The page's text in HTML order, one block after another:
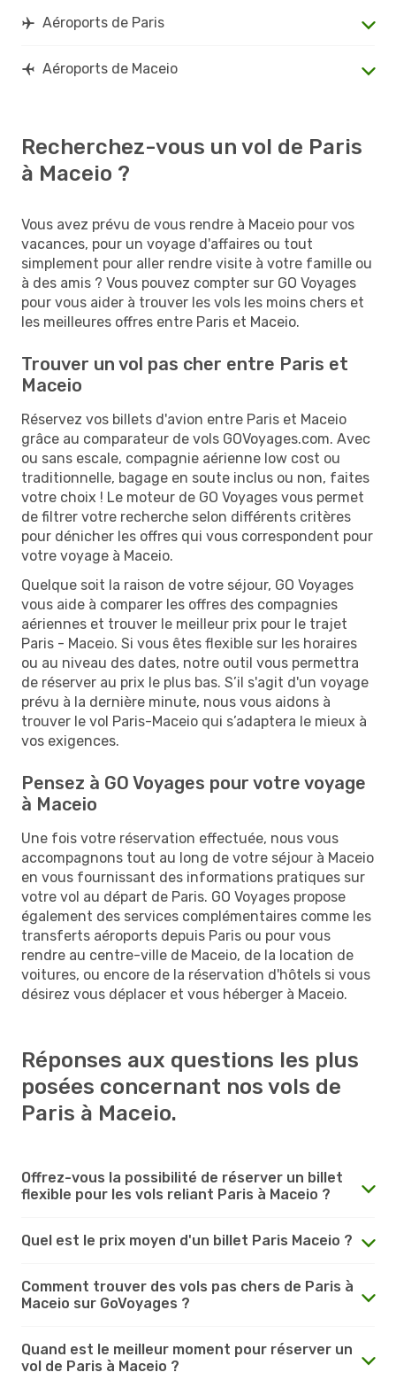
Aéroports de Paris
Aéroports de Maceio
Recherchez-vous un vol de Paris
à Maceio ?
Vous avez prévu de vous rendre à Maceio pour vos
vacances, pour un voyage d'affaires ou tout
simplement pour aller rendre visite à votre famille ou
à des amis ? Vous pouvez compter sur GO Voyages
pour vous aider à trouver les vols les moins chers et
les meilleures offres entre Paris et Maceio.
Trouver un vol pas cher entre Paris et
Maceio
Réservez vos billets d'avion entre Paris et Maceio
grâce au comparateur de vols GOVoyages.com. Avec
ou sans escale, compagnie aérienne low cost ou
traditionnelle, bagage en soute inclus ou non, faites
votre choix ! Le moteur de GO Voyages vous permet
de filtrer votre recherche selon différents critères
pour dénicher les offres qui vous correspondent pour
votre voyage à Maceio.
Quelque soit la raison de votre séjour, GO Voyages
vous aide à comparer les offres des compagnies
aériennes et trouver le meilleur prix pour le trajet
Paris - Maceio. Si vous êtes flexible sur les horaires
ou au niveau des dates, notre outil vous permettra
de réserver au prix le plus bas. S’il s'agit d'un voyage
prévu à la dernière minute, nous vous aidons à
trouver le vol Paris-Maceio qui s’adaptera le mieux à
vos exigences.
Pensez à GO Voyages pour votre voyage
à Maceio
Une fois votre réservation effectuée, nous vous
accompagnons tout au long de votre séjour à Maceio
en vous fournissant des informations pratiques sur
votre vol au départ de Paris. GO Voyages propose
également des services complémentaires comme les
transferts aéroports depuis Paris ou pour vous
rendre au centre-ville de Maceio, de la location de
voitures, ou encore de la réservation d'hôtels si vous
désirez vous déplacer et vous héberger à Maceio.
Réponses aux questions les plus
posées concernant nos vols de
Paris à Maceio.
Offrez-vous la possibilité de réserver un billet
flexible pour les vols reliant Paris à Maceio ?
Quel est le prix moyen d'un billet Paris Maceio ?
Comment trouver des vols pas chers de Paris à
Maceio sur GoVoyages ?
Quand est le meilleur moment pour réserver un
vol de Paris à Maceio ?